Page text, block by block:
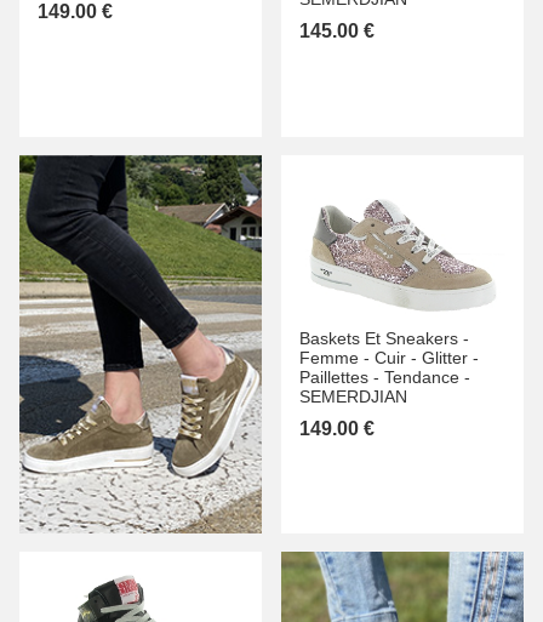
149.00 €
145.00 €
Baskets Et Sneakers -
Femme - Cuir - Glitter -
Paillettes - Tendance -
SEMERDJIAN
149.00 €